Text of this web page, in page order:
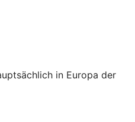
in Europa der